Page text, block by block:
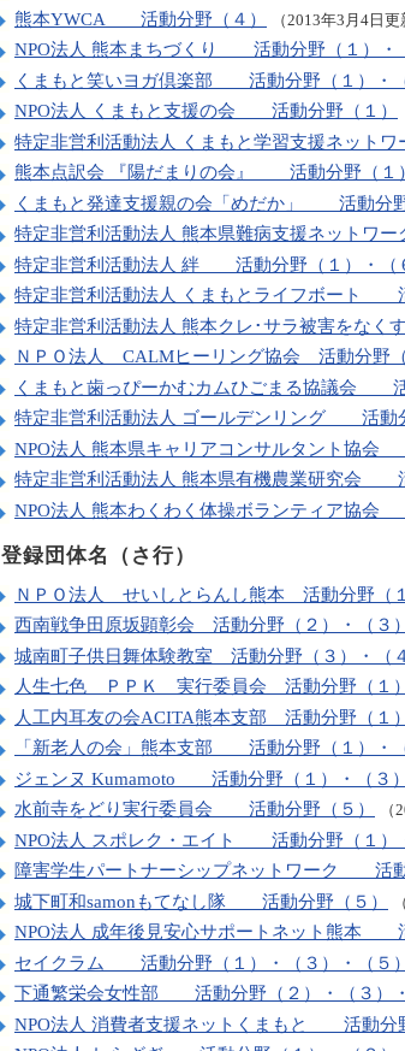
熊本YWCA 活動分野（４） （2013年3月4日更
NPO法人 熊本まちづくり 活動分野（１）・
くまもと笑いヨガ倶楽部 活動分野（１）・（
NPO法人 くまもと支援の会 活動分野（１）
特定非営利活動法人 くまもと学習支援ネット
熊本点訳会 『陽だまりの会』 活動分野（１）
くまもと発達支援親の会「めだか」 活動分野
特定非営利活動法人 熊本県難病支援ネットワ
特定非営利活動法人 絆 活動分野（１）・（
特定非営利活動法人 くまもとライフボート
特定非営利活動法人 熊本クレ･サラ被害をな
ＮＰＯ法人 CALMヒーリング協会 活動分野（
くまもと歯っぴーかむカムひごまる協議会
特定非営利活動法人 ゴールデンリング 活動
NPO法人 熊本県キャリアコンサルタント協会
特定非営利活動法人 熊本県有機農業研究会
NPO法人 熊本わくわく体操ボランティア協
登録団体名（さ行）
ＮＰＯ法人 せいしとらんし熊本 活動分野（１
西南戦争田原坂顕彰会 活動分野（２）・（３
城南町子供日舞体験教室 活動分野（３）・（
人生七色 ＰＰＫ 実行委員会 活動分野（１）
人工内耳友の会ACITA熊本支部 活動分野（１）
「新老人の会」熊本支部 活動分野（１）・
ジェンヌ Kumamoto 活動分野（１）・（３）
水前寺をどり実行委員会 活動分野（５）
NPO法人 スポレク・エイト 活動分野（１）
障害学生パートナーシップネットワーク 活動
城下町和samonもてなし隊 活動分野（５）
NPO法人 成年後見安心サポートネット熊本
セイクラム 活動分野（１）・（３）・（５）
下通繁栄会女性部 活動分野（２）・（３）・
NPO法人 消費者支援ネットくまもと 活動分